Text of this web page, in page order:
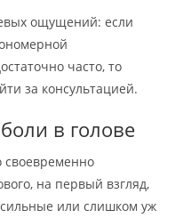
ощущений: если
часто, то
за консультацией.
в голове
своевременно
на первый взгляд,
или слишком уж